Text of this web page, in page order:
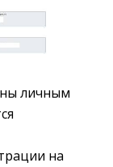
личным
на